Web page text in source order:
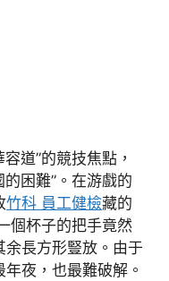
道”的競技焦點，
的困難”。在游戲的
竹科 員工健檢藏的
個杯子的把手竟然
余長方形豎放。由于
年夜，也最難破解。